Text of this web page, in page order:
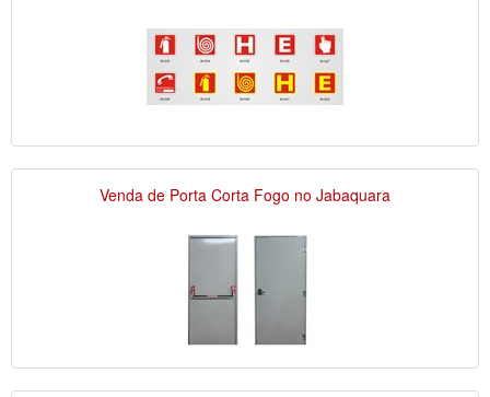
Venda de Porta Corta Fogo no Jabaquara